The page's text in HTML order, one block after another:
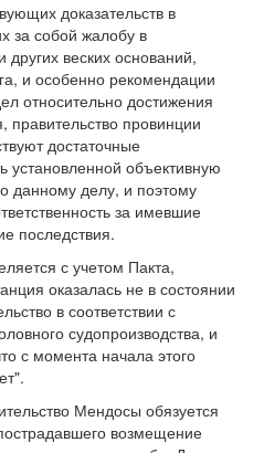
доказательств в
за собой жалобу в
веских оснований,
и особенно рекомендации
относительно достижения
правительство провинции
достаточные
установленной объективную
данному делу, и поэтому
за имевшие
последствия.
с учетом Пакта,
оказалась не в состоянии
в соответствии с
судопроизводства, и
с момента начала этого
Мендосы обязуется
возмещение